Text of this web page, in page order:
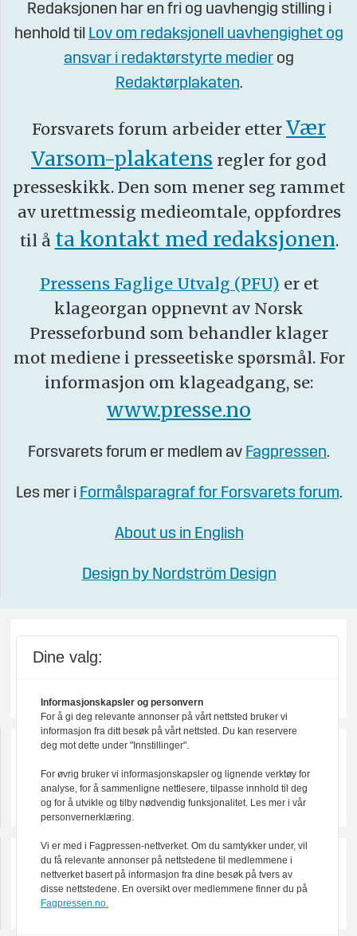
Redaksjonen har en fri og uavhengig stilling i
henhold til Lov om redaksjonell uavhengighet og
ansvar i redaktørstyrte medier og
Redaktørplakaten.
Forsvarets forum arbeider etter Vær
Varsom-plakatens regler for god
presseskikk. Den som mener seg rammet
av urettmessig medieomtale, oppfordres
til å ta kontakt med redaksjonen.
Pressens Faglige Utvalg (PFU) er et
klageorgan oppnevnt av Norsk
Presseforbund som behandler klager
mot mediene i presseetiske spørsmål. For
informasjon om klageadgang, se:
www.presse.no
Forsvarets forum er medlem av Fagpressen.
Les mer i Formålsparagraf for Forsvarets forum.
About us in English
Design by Nordström Design
Dine valg:
Informasjonskapsler og personvern
For å gi deg relevante annonser på vårt nettsted bruker vi
informasjon fra ditt besøk på vårt nettsted. Du kan reservere
deg mot dette under "Innstillinger".
For øvrig bruker vi informasjonskapsler og lignende verktøy for
analyse, for å sammenligne nettlesere, tilpasse innhold til deg
og for å utvikle og tilby nødvendig funksjonalitet. Les mer i vår
personvernerklæring.
Vi er med i Fagpressen-nettverket. Om du samtykker under, vil
du få relevante annonser på nettstedene til medlemmene i
nettverket basert på informasjon fra dine besøk på tvers av
disse nettstedene. En oversikt over medlemmene finner du på
Fagpressen.no.